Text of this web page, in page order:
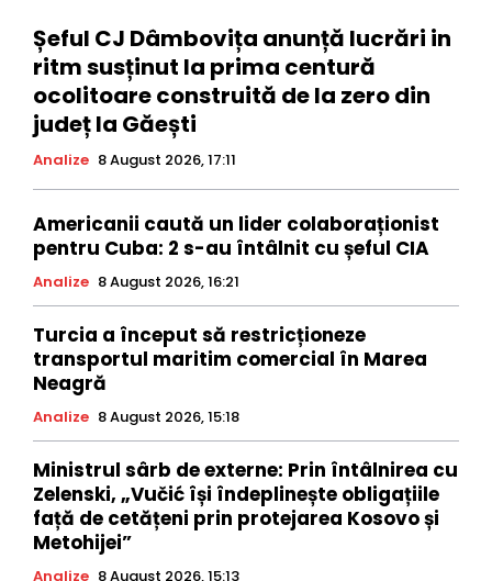
Șeful CJ Dâmbovița anunță lucrări in
ritm susținut la prima centură
ocolitoare construită de la zero din
județ la Găești
Analize 8 August 2026, 17:11
Americanii caută un lider colaboraționist
pentru Cuba: 2 s-au întâlnit cu șeful CIA
Analize 8 August 2026, 16:21
Turcia a început să restricționeze
transportul maritim comercial în Marea
Neagră
Analize 8 August 2026, 15:18
Ministrul sârb de externe: Prin întâlnirea cu
Zelenski, „Vučić își îndeplinește obligațiile
față de cetățeni prin protejarea Kosovo și
Metohijei”
Analize 8 August 2026, 15:13